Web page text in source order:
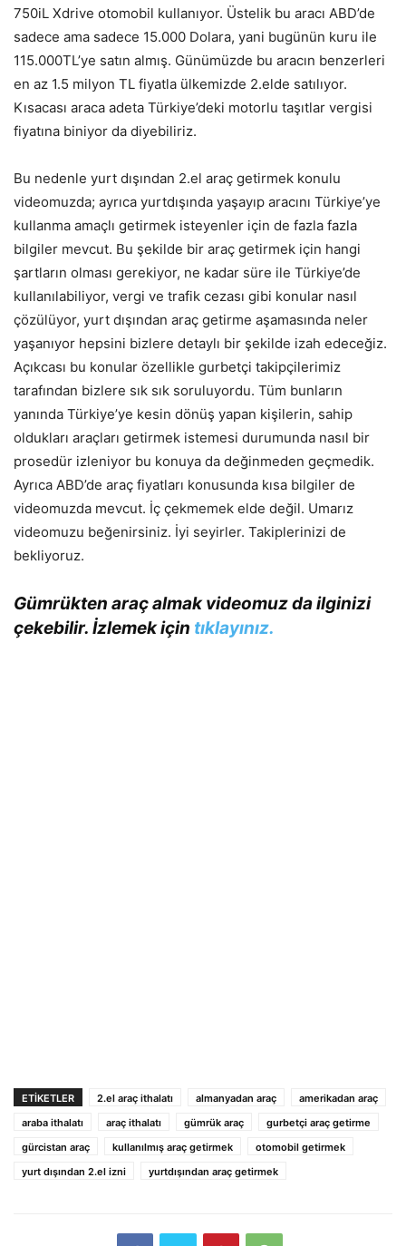
750iL Xdrive otomobil kullanıyor. Üstelik bu aracı ABD’de
sadece ama sadece 15.000 Dolara, yani bugünün kuru ile
115.000TL’ye satın almış. Günümüzde bu aracın benzerleri
en az 1.5 milyon TL fiyatla ülkemizde 2.elde satılıyor.
Kısacası araca adeta Türkiye’deki motorlu taşıtlar vergisi
fiyatına biniyor da diyebiliriz.
Bu nedenle yurt dışından 2.el araç getirmek konulu
videomuzda; ayrıca yurtdışında yaşayıp aracını Türkiye’ye
kullanma amaçlı getirmek isteyenler için de fazla fazla
bilgiler mevcut. Bu şekilde bir araç getirmek için hangi
şartların olması gerekiyor, ne kadar süre ile Türkiye’de
kullanılabiliyor, vergi ve trafik cezası gibi konular nasıl
çözülüyor, yurt dışından araç getirme aşamasında neler
yaşanıyor hepsini bizlere detaylı bir şekilde izah edeceğiz.
Açıkcası bu konular özellikle gurbetçi takipçilerimiz
tarafından bizlere sık sık soruluyordu. Tüm bunların
yanında Türkiye’ye kesin dönüş yapan kişilerin, sahip
oldukları araçları getirmek istemesi durumunda nasıl bir
prosedür izleniyor bu konuya da değinmeden geçmedik.
Ayrıca ABD’de araç fiyatları konusunda kısa bilgiler de
videomuzda mevcut. İç çekmemek elde değil. Umarız
videomuzu beğenirsiniz. İyi seyirler. Takiplerinizi de
bekliyoruz.
Gümrükten araç almak videomuz da ilginizi
çekebilir. İzlemek için tıklayınız.
ETIKETLER 2.el araç ithalatı almanyadan araç
amerikadan araç
araba ithalatı
araç ithalatı gümrük araç
gurbetçi araç getirme
gürcistan araç
kullanılmış araç getirmek
otomobil getirmek
yurt dışından 2.el izni
yurtdışından araç getirmek